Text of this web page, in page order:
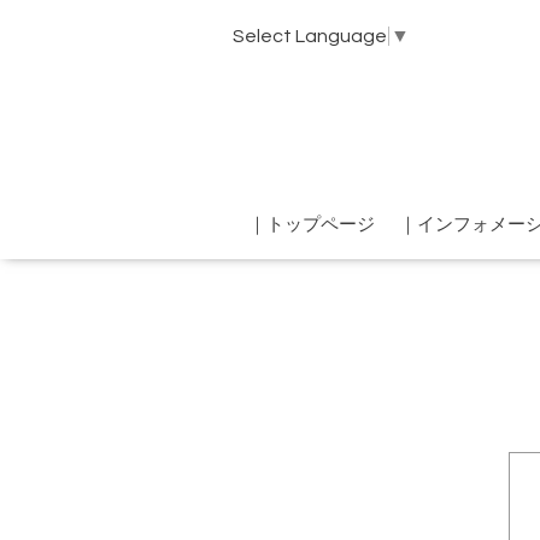
Select Language ▼
｜トップページ ｜インフォメー